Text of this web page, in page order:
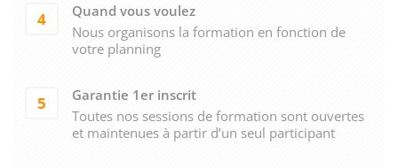
4
Quand vous voulez
Nous organisons la formation en fonction de
votre planning
5
Garantie 1er inscrit
Toutes nos sessions de formation sont ouvertes
et maintenues à partir d’un seul participant